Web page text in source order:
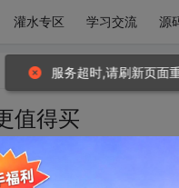
灌水专区 学习交流 源
值得买
服务超时,请刷新页面